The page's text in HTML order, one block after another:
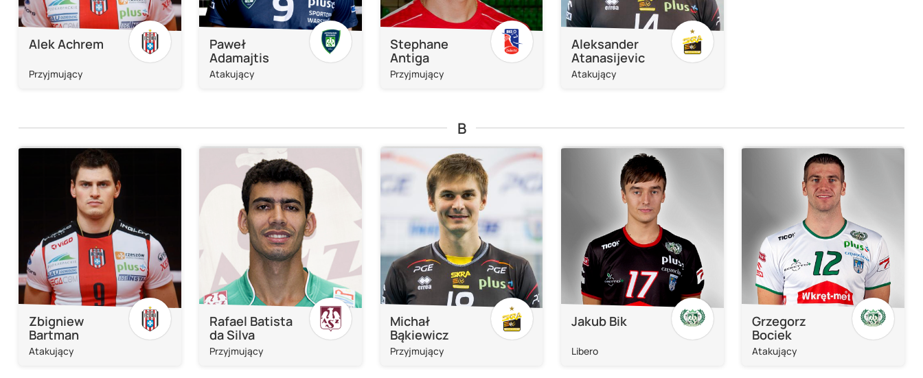
Alek Achrem
Przyjmujący
Paweł
Adamajtis
Atakujący
Stephane
Antiga
Przyjmujący
Aleksander
Atanasijevic
Atakujący
B
Zbigniew
Bartman
Atakujący
Rafael Batista
da Silva
Przyjmujący
Michał
Bąkiewicz
Przyjmujący
Jakub Bik
Libero
Grzegorz
Bociek
Atakujący